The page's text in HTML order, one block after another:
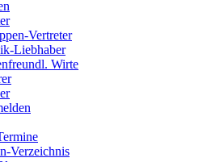
Vertreter
Liebhaber
Wirte
Verzeichnis